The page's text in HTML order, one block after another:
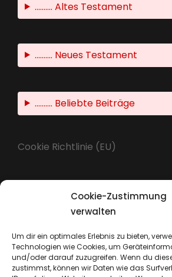
Cookie-Zustimmung
verwalten
Um dir ein optimales Erlebnis zu bieten,
Technologien wie Cookies, um
und/oder darauf zuzugreifen. Wenn du
zustimmst, können wir Daten wie das
.......... Altes Testament
.......... Neues Testament
.......... Beliebte Beiträge
Cookie Richtlinie (EU)
Datenschutz